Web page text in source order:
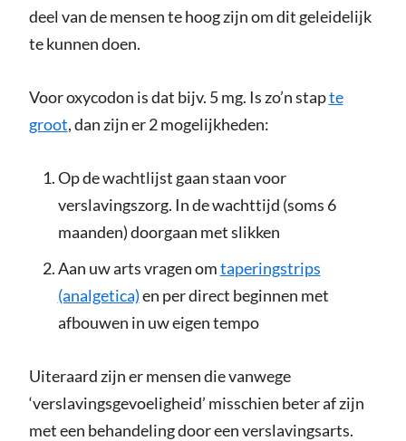
deel van de mensen te hoog zijn om dit geleidelijk
te kunnen doen.
Voor oxycodon is dat bijv. 5 mg. Is zo’n stapte
groot, dan zijn er 2 mogelijkheden:
Op de wachtlijst gaan staan voor
verslavingszorg. In de wachttijd (soms 6
maanden) doorgaan met slikken
Aan uw arts vragen omtaperingstrips
(analgetica)en per direct beginnen met
afbouwen in uw eigen tempo
Uiteraard zijn er mensen die vanwege
‘verslavingsgevoeligheid’ misschien beter af zijn
met een behandeling door een verslavingsarts.